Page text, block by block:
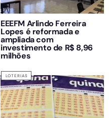
EEEFM Arlindo Ferreira
Lopes é reformada e
ampliada com
investimento de R$ 8,96
milhões
LOTERIAS